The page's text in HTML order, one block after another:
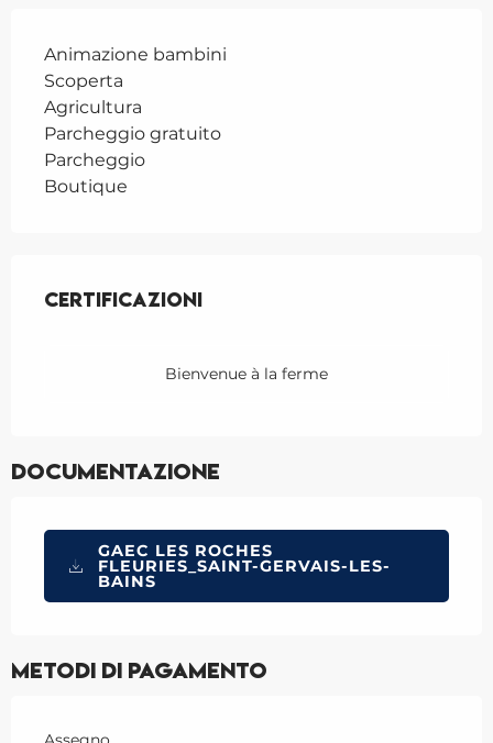
Animazione bambini
Scoperta
Agricultura
Parcheggio gratuito
Parcheggio
Boutique
Certificazioni
Certificazioni
Bienvenue à la ferme
Documentazione
GAEC LES ROCHES
FLEURIES_SAINT-GERVAIS-LES-
BAINS
Metodi di pagamento